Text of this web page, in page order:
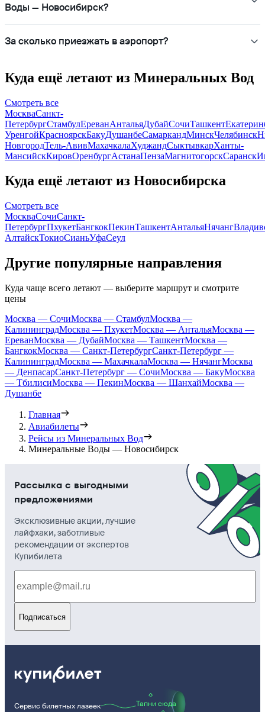
Воды — Новосибирск?
За сколько приезжать в аэропорт?
Куда ещё летают из Минеральных Вод
Смотреть все
МоскваСанкт-
ПетербургСтамбулЕреванАнтальяДубайСочиТашкент
УренгойКрасноярскБакуДушанбеСамаркандМинскЧелябинск
НовгородТель-АвивМахачкалаХуджандСыктывкарХанты-
МансийскКировОренбургАстанаПензаМагнитогорскСаранск
Куда ещё летают из Новосибирска
Смотреть все
МоскваСочиСанкт-
ПетербургПхукетБангкокПекинТашкентАнтальяНячанг
АлтайскТокиоСианьУфаСеул
Другие популярные направления
Куда чаще всего летают — выберите маршрут и смотрите
цены
Москва — СочиМосква — СтамбулМосква —
КалининградМосква — ПхукетМосква — АнтальяМосква —
ЕреванМосква — ДубайМосква — ТашкентМосква —
БангкокМосква — Санкт-ПетербургСанкт-Петербург —
КалининградМосква — МахачкалаМосква — НячангМосква
— ДенпасарСанкт-Петербург — СочиМосква — БакуМосква
— ТбилисиМосква — ПекинМосква — ШанхайМосква —
Душанбе
Главная
Авиабилеты
Рейсы из Минеральных Вод
Минеральные Воды — Новосибирск
Рассылка с выгодными
предложениями
Эксклюзивные акции, лучшие
лайфхаки, заботливые
рекомендации от экспертов
Купибилета
Подписаться
Сервис билетных лазеек Тапни сюда